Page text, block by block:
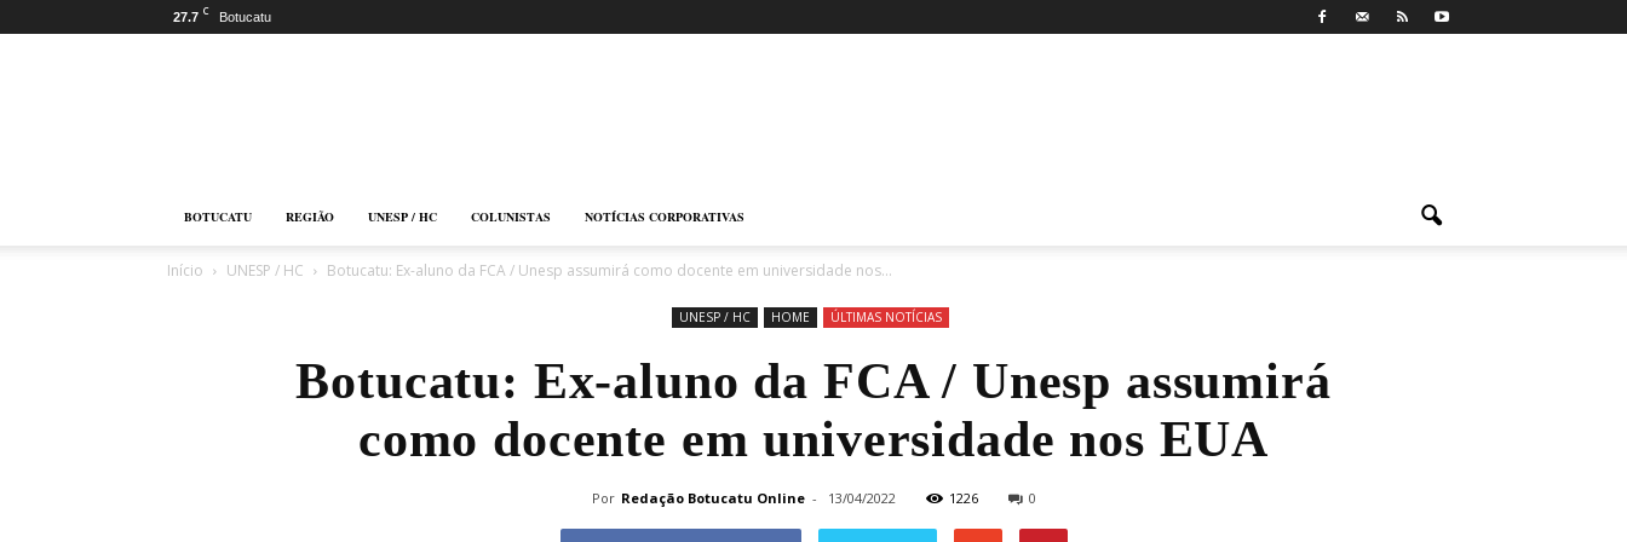
27.7 C Botucatu
BOTUCATU REGIÃO UNESP / HC COLUNISTAS NOTÍCIAS CORPORATIVAS
Início UNESP / HC Botucatu: Ex-aluno da FCA / Unesp assumirá como docente em universidade nos...
UNESP / HC HOME ÚLTIMAS NOTÍCIAS
Botucatu: Ex-aluno da FCA / Unesp assumirá
como docente em universidade nos EUA
Por Redação Botucatu Online - 13/04/2022 1226 0